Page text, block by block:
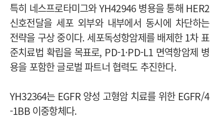
특히 네스프로타미그와 YH42946 병용을 통해 HER2
신호전달을 세포 외부와 내부에서 동시에 차단하는
전략을 구상 중이다. 세포독성항암제를 배제한 1차 표
준치료법 확립을 목표로, PD-1·PD-L1 면역항암제 병
용을 포함한 글로벌 파트너 협력도 추진한다.
YH32364는 EGFR 양성 고형암 치료를 위한 EGFR/4
-1BB 이중항체다.